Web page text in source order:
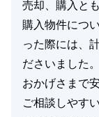
売却、購入と
購入物件につ
った際には、
ださいました。
おかげさまで
ご相談しやす